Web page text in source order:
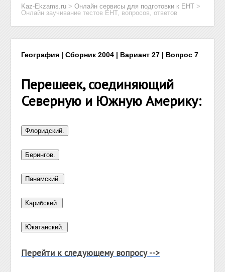
Kaz-Ekzams.ru >Онлайн сервисы для подготовки к ЕНТ >
Онлайн заучивание тестов ЕНТ, вопросов, ответов
География | Сборник 2004 | Вариант 27 | Вопрос 7
Перешеек, соединяющий
Северную и Южную Америку:
Перейти к следующему вопросу -->